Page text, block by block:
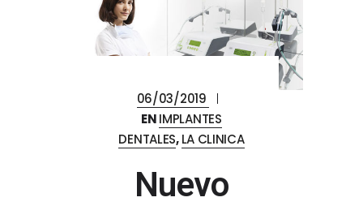
06/03/2019
ENIMPLANTES
DENTALES,LA CLINICA
Nuevo